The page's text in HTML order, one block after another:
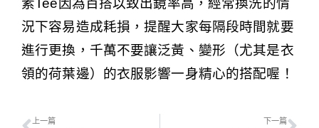
素Tee因為百搭以致出鏡率高，經常換洗的情
況下容易造成耗損，提醒大家每隔段時間就要
進行更換，千萬不要讓泛黃、變形（尤其是衣
領的荷葉邊）的衣服影響一身精心的搭配喔！
上一篇 下一篇